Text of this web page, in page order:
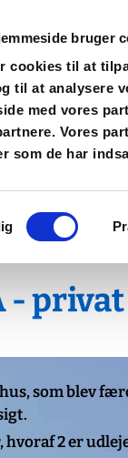
bruger
cookies til at
til at analysere
med vores
Vores
som de har
og bilfri
1 PANO
-
som blev
2 er